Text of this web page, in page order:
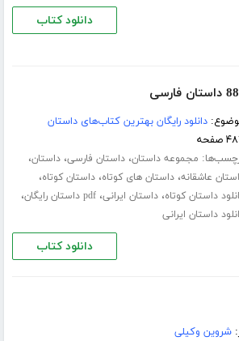
دانلود کتاب
دانلود رایگان بهترین کتاب‌های داستان
صفحه
مجموعه داستان،داستان فارسی،داستان،
عاشقانه،داستان های کوتاه،داستان کوتاه،
داستان کوتاه،داستان ایرانی،pdf داستان رایگان ،
داستان ایرانی
دانلود کتاب
شروین وکیلی